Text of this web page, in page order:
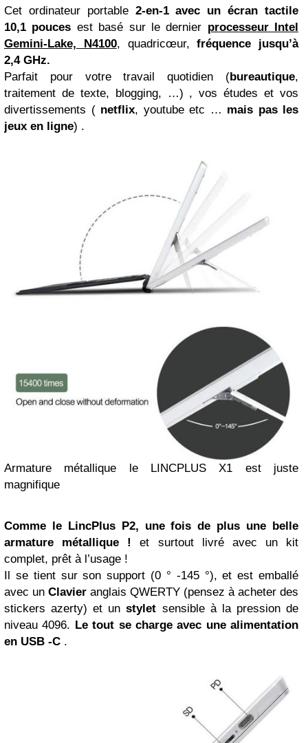
Cet ordinateur portable 2-en-1 avec un écran tactile
10,1 pouces est basé sur le dernier processeur Intel
Gemini-Lake, N4100, quadricœur,fréquence jusqu’à
2,4 GHz.
Parfait pour votre travail quotidien (bureautique,
traitement de texte, blogging, …) , vos études et vos
divertissements ( netflix, youtube etc … mais pas les
jeux en ligne) .
Armature métallique le LINCPLUS X1 est juste
magnifique
Comme le LincPlus P2, une fois de plus une belle
armature métallique !et surtout livré avec un kit
complet, prêt à l’usage !
Il se tient sur son support (0 ° -145 °), et est emballé
avec un Clavier anglais QWERTY (pensez à acheter des
stickers azerty) et unstylet sensible à la pression de
niveau 4096. Le tout se charge avec une alimentation
en USB -C .